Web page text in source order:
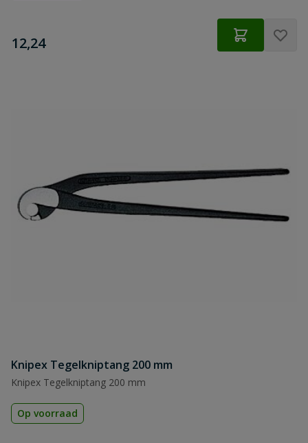
€
12,24
Knipex Tegelkniptang 200 mm
Knipex Tegelkniptang 200 mm
Op voorraad